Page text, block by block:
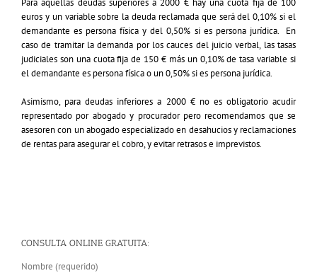
Para aquellas deudas superiores a 2000 € hay una cuota fija de 100
euros y un variable sobre la deuda reclamada que será del 0,10% si el
demandante es persona física y del 0,50% si es persona jurídica. En
caso de tramitar la demanda por los cauces del juicio verbal, las tasas
judiciales son una cuota fija de 150 € más un 0,10% de tasa variable si
el demandante es persona física o un 0,50% si es persona jurídica.
Asimismo, para deudas inferiores a 2000 € no es obligatorio acudir
representado por abogado y procurador pero recomendamos que se
asesoren con un abogado especializado en desahucios y reclamaciones
de rentas para asegurar el cobro, y evitar retrasos e imprevistos.
CONSULTA ONLINE GRATUITA:
Nombre (requerido)